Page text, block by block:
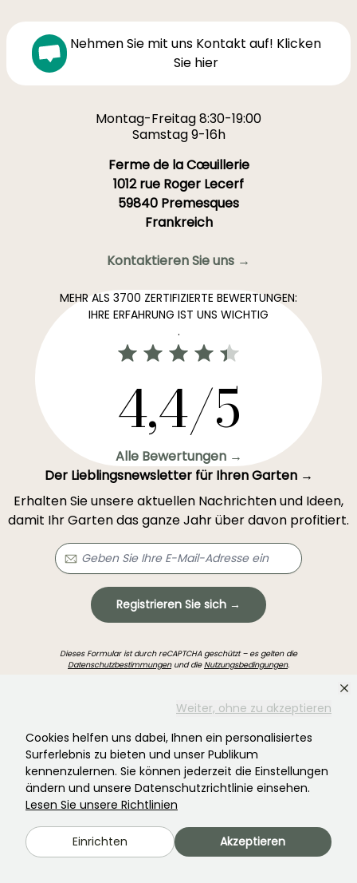
Weiter, ohne zu akzeptieren
Cookies helfen uns dabei, Ihnen ein personalisiertes
Surferlebnis zu bieten und unser Publikum
kennenzulernen. Sie können jederzeit die Einstellungen
ändern und unsere Datenschutzrichtlinie einsehen.
Lesen Sie unsere Richtlinien
Einrichten Akzeptieren
Nehmen Sie mit uns Kontakt auf! Klicken
Sie hier
Montag-Freitag 8:30-19:00
Samstag 9-16h
Ferme de la Cœuillerie
1012 rue Roger Lecerf
59840 Premesques
Frankreich
Kontaktieren Sie uns →
MEHR ALS 3700 ZERTIFIZIERTE BEWERTUNGEN:
IHRE ERFAHRUNG IST UNS WICHTIG
.
4,4/5
Alle Bewertungen →
Der Lieblingsnewsletter für Ihren Garten →
Erhalten Sie unsere aktuellen Nachrichten und Ideen,
damit Ihr Garten das ganze Jahr über davon profitiert.
Registrieren Sie sich →
Dieses Formular ist durch reCAPTCHA geschützt – es gelten die
Datenschutzbestimmungenund dieNutzungsbedingungen.
Haben Sie nicht gefunden, was Sie gesucht
haben?